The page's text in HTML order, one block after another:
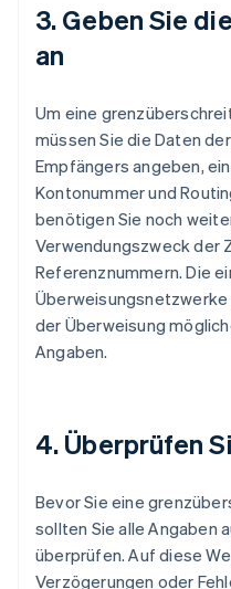
3. Geben Sie
an
Um eine
müssen Sie die Daten
Empfängers angeben,
Kontonummer und
benötigen Sie noch
Verwendungszweck der
Referenznummern. Die
der Überweisung
Angaben.
4. Überprüfen
Bevor Sie eine
sollten Sie alle Angaben
überprüfen. Auf diese
Verzögerungen oder